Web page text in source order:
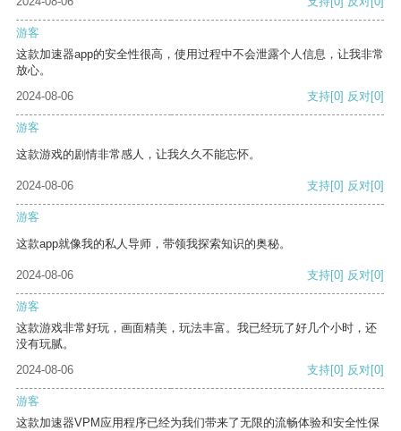
游客
这款加速器app的安全性很高，使用过程中不会泄露个人信息，让我非常
放心。
2024-08-06
支持[0] 反对[0]
游客
这款游戏的剧情非常感人，让我久久不能忘怀。
2024-08-06 支持[0] 反对[0]
游客
这款app就像我的私人导师，带领我探索知识的奥秘。
2024-08-06 支持[0] 反对[0]
游客
这款游戏非常好玩，画面精美，玩法丰富。我已经玩了好几个小时，还
没有玩腻。
2024-08-06
支持[0] 反对[0]
游客
这款加速器VPM应用程序已经为我们带来了无限的流畅体验和安全性保